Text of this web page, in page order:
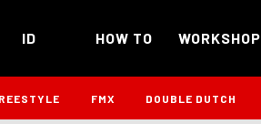
ID HOW TO WORKSHOP
FMX DOUBLE DUTCH